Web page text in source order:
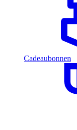
Cadeaubonnen